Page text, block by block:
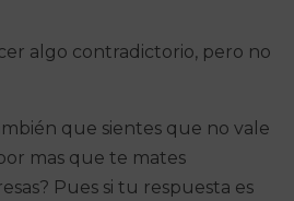
algo contradictorio, pero no
que sientes que no vale
mas que te mates
Pues si tu respuesta es